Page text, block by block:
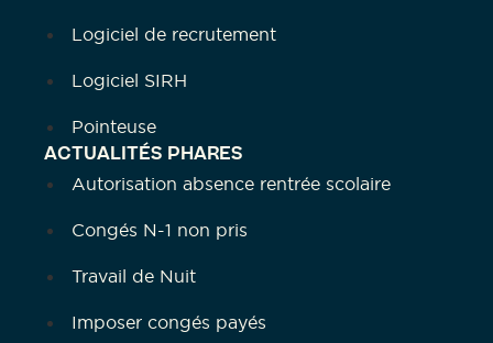
Logiciel de recrutement
Logiciel SIRH
Pointeuse
ACTUALITÉS PHARES
Autorisation absence rentrée scolaire
Congés N-1 non pris
Travail de Nuit
Imposer congés payés